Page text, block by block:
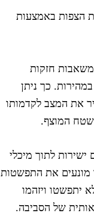
הצפות באמצעות
חזקות
כך ניתן
את המצב לקדמותו
המוצף.
לתוך מיכלי
את התפשטות
ויזהמו
של הסביבה.